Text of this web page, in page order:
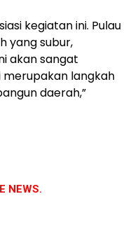
kegiatan ini. Pulau
yang subur,
akan sangat
langkah
daerah,”
NEWS.